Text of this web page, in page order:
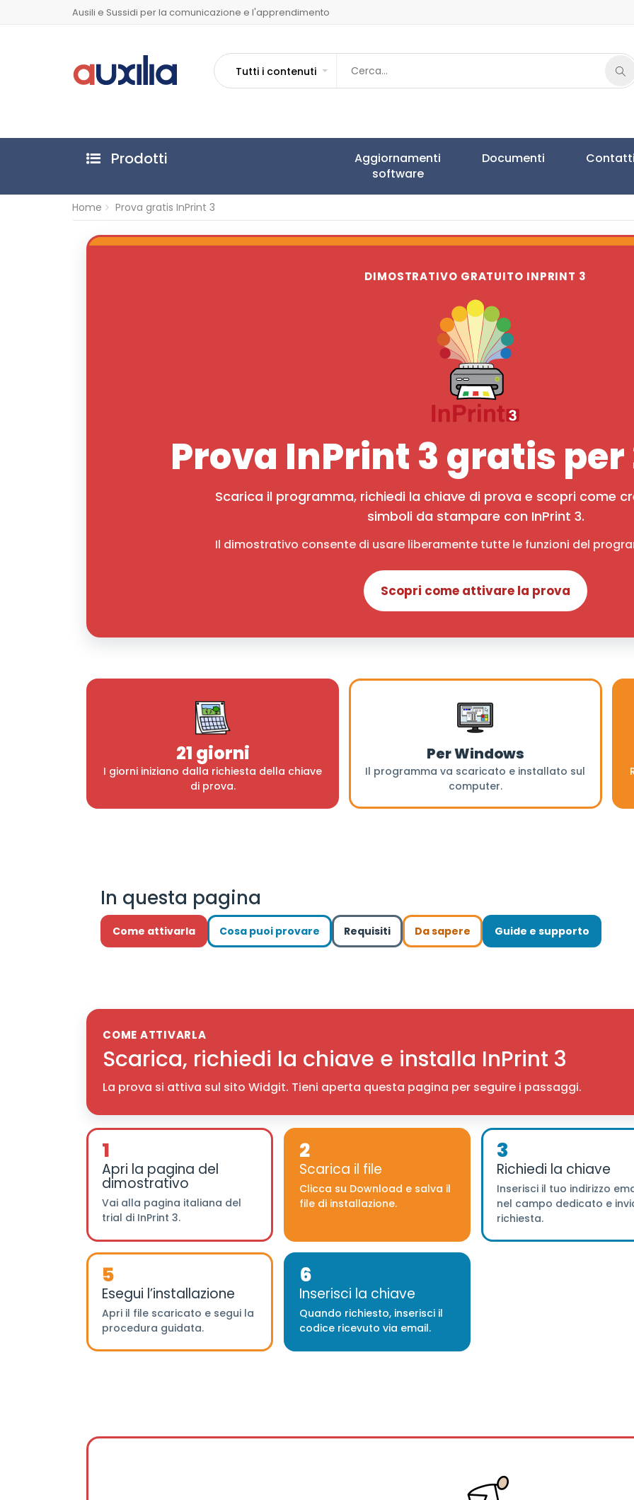
Ausili e Sussidi per la comunicazione e l'apprendimento
Tutti i contenuti
Prodotti
Aggiornamenti
software
Documenti
Home Prova gratis InPrint 3
DIMOSTRATIVO GRATUITO INPRINT 3
Prova InPrint 3 gratis per
Scarica il programma, richiedi la chiave di prova e scopri come
simboli da stampare con InPrint 3.
Il dimostrativo consente di usare liberamente tutte le funzioni del
Scopri come attivare la prova
21 giorni
I giorni iniziano dalla richiesta della chiave
di prova.
Per Windows
Il programma va scaricato e installato sul
computer.
In questa pagina
Come attivarla Cosa puoi provare Requisiti Da sapere Guide e supporto
COME ATTIVARLA
Scarica, richiedi la chiave e installa InPrint 3
La prova si attiva sul sito Widgit. Tieni aperta questa pagina per seguire i passaggi.
1
Apri la pagina del
dimostrativo
Vai alla pagina italiana del
trial di InPrint 3.
2
Scarica il file
Clicca su Download e salva il
file di installazione.
3
Richiedi la chiave
Inserisci il tuo indirizzo
nel campo dedicato e
richiesta.
5
Esegui l’installazione
Apri il file scaricato e segui la
procedura guidata.
6
Inserisci la chiave
Quando richiesto, inserisci il
codice ricevuto via email.